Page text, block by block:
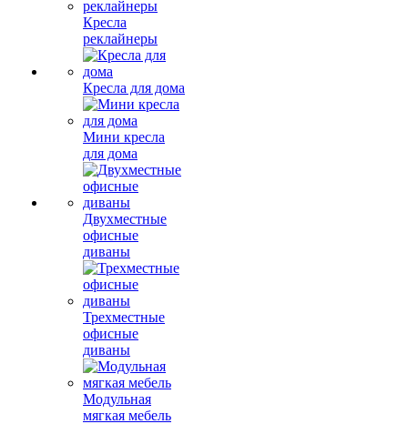
Кресла
реклайнеры
Кресла для дома
Мини кресла
для дома
Двухместные
офисные
диваны
Трехместные
офисные
диваны
Модульная
мягкая мебель